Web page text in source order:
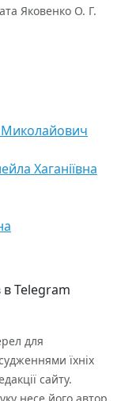
Яковенко О. Г.
Миколайович
Хаганіївна
в Telegram
для
їхніх
сайту.